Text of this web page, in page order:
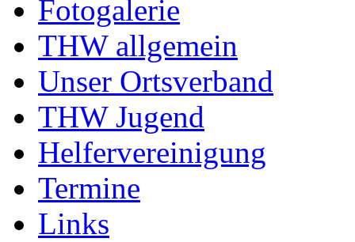
Fotogalerie
THW allgemein
Unser Ortsverband
THW Jugend
Helfervereinigung
Termine
Links